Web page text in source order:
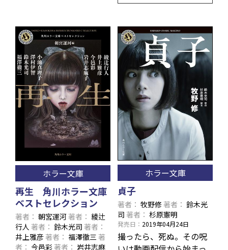
ホラー文庫
再生 角川ホラー文庫
ベストセレクション
著者 朝宮運河著者
綾辻
行人 著者 鈴木光司 著者
井上雅彦著者 福澤徹三 著
者
今邑彩著者 岩井志麻
ホラー文庫
貞子
著者 牧野修著者
鈴木光
司 著者 杉原憲明
発売日 2019年04月24日
撮ったら、死ぬ。その呪